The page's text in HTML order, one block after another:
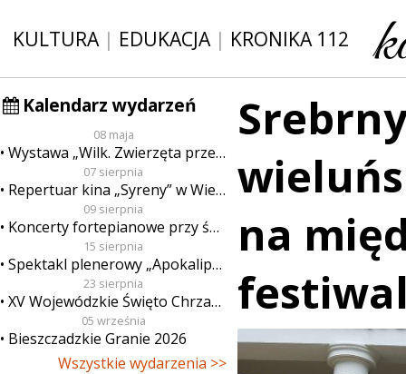
KULTURA| EDUKACJA| KRONIKA 112
Kalendarz wydarzeń
08 maja
Wystawa „Wilk. Zwierzęta przeklęte”
07 sierpnia
Repertuar kina „Syreny” w Wieluniu w dn. od 7 do 13 sierpnia
09 sierpnia
Koncerty fortepianowe przy świecach
15 sierpnia
Spektakl plenerowy „Apokalipsa”
23 sierpnia
XV Wojewódzkie Święto Chrzanu
05 września
Bieszczadzkie Granie 2026
Wszystkie wydarzenia >>
na